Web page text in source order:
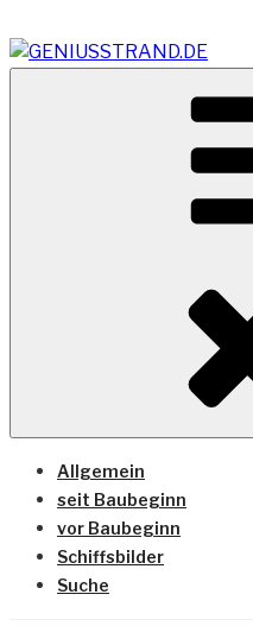
Inhalt
springen
Vom Geniusstrand zum
Terminal Wilhelmshaven
Allgemein
seit Baubeginn
vor Baubeginn
Schiffsbilder
Suche